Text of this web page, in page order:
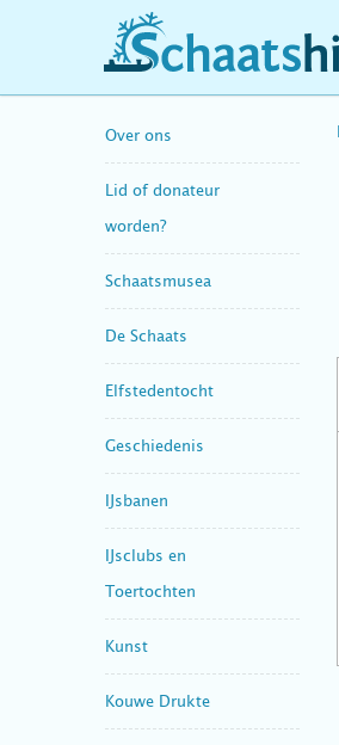
schaatshistorie.nl
Over ons
Lid of donateur
worden?
Schaatsmusea
De Schaats
Elfstedentocht
Geschiedenis
IJsbanen
IJsclubs en
Toertochten
Kunst
Kouwe Drukte